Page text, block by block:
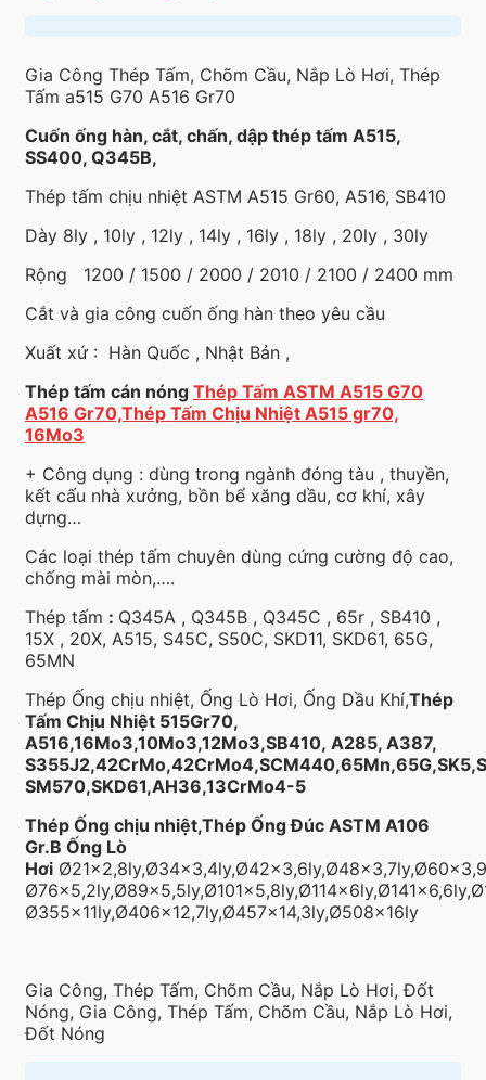
Gia Công Thép Tấm, Chõm Cầu, Nắp Lò Hơi, Thép
Tấm a515 G70 A516 Gr70
Cuốn ống hàn, cắt, chấn, dập thép tấm A515,
SS400, Q345B,
Thép tấm chịu nhiệt ASTM A515 Gr60, A516, SB410
Dày 8ly , 10ly , 12ly , 14ly , 16ly , 18ly , 20ly , 30ly
Rộng 1200 / 1500 / 2000 / 2010 / 2100 / 2400 mm
Cắt và gia công cuốn ống hàn theo yêu cầu
Xuất xứ : Hàn Quốc , Nhật Bản ,
Thép tấm cán nóng Thép Tấm ASTM A515 G70
A516 Gr70,Thép Tấm Chịu Nhiệt A515 gr70,
16Mo3
+ Công dụng : dùng trong ngành đóng tàu , thuyền,
kết cấu nhà xưởng, bồn bể xăng dầu, cơ khí, xây
dựng…
Các loại thép tấm chuyên dùng cứng cường độ cao,
chống mài mòn,….
Thép tấm : Q345A , Q345B , Q345C , 65r , SB410 ,
15X , 20X, A515, S45C, S50C, SKD11, SKD61, 65G,
65MN
Thép Ống chịu nhiệt, Ống Lò Hơi, Ống Dầu Khí,Thép
Tấm Chịu Nhiệt 515Gr70,
A516,16Mo3,10Mo3,12Mo3,SB410, A285, A387,
SM570,SKD61,AH36,13CrMo4-5
Thép Ống chịu nhiệt,Thép Ống Đúc ASTM A106
Gr.B Ống Lò
Hơi
Ø355x11ly,Ø406×12,7ly,Ø457×14,3ly,Ø508x16ly
Gia Công, Thép Tấm, Chõm Cầu, Nắp Lò Hơi, Đốt
Nóng, Gia Công, Thép Tấm, Chõm Cầu, Nắp Lò Hơi,
Đốt Nóng